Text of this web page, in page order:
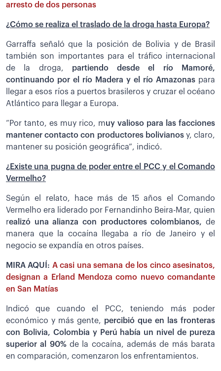
arresto de dos personas
¿Cómo se realiza el traslado de la droga hasta Europa?
Garraffa señaló que la posición de Bolivia y de Brasil
también son importantes para el tráfico internacional
de la droga, partiendo desde el río Mamoré,
continuando por el río Madera y el río Amazonas para
llegar a esos ríos a puertos brasileros y cruzar el océano
Atlántico para llegar a Europa.
“Por tanto, es muy rico, muy valioso para las facciones
mantener contacto con productores bolivianos y, claro,
mantener su posición geográfica”, indicó.
¿Existe una pugna de poder entre el PCC y el Comando
Vermelho?
Según el relato, hace más de 15 años el Comando
Vermelho era liderado por Fernandinho Beira-Mar, quien
realizó una alianza con productores colombianos, de
manera que la cocaína llegaba a río de Janeiro y el
negocio se expandía en otros países.
MIRA AQUÍ: A casi una semana de los cinco asesinatos,
designan a Erland Mendoza como nuevo comandante
en San Matías
Indicó que cuando el PCC, teniendo más poder
económico y más gente, percibió que en las fronteras
con Bolivia, Colombia y Perú había un nivel de pureza
superior al 90%de la cocaína, además de más barata
en comparación, comenzaron los enfrentamientos.